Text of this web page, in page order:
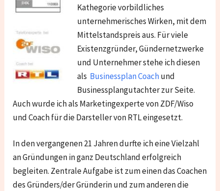
Kathegorie vorbildliches
unternehmerisches Wirken, mit dem
Mittelstandspreis aus. Für viele
Existenzgründer, Gündernetzwerke
und Unternehmer stehe ich diesen
als Businessplan Coachund
Businessplangutachter zur Seite.
Auch wurde ich als Marketingexperte von ZDF/Wiso
und Coach für die Darsteller von RTL eingesetzt.
In den vergangenen 21 Jahren durfte ich eine Vielzahl
an Gründungen in ganz Deutschland erfolgreich
begleiten. Zentrale Aufgabe ist zum einen das Coachen
des Gründers/der Gründerin und zum anderen die